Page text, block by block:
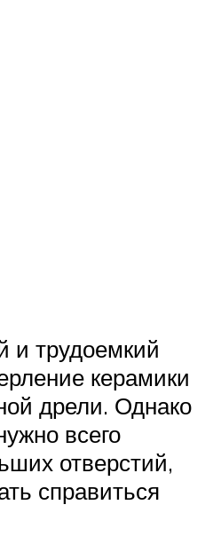
трудоемкий
керамики
дрели. Однако
всего
отверстий,
справиться